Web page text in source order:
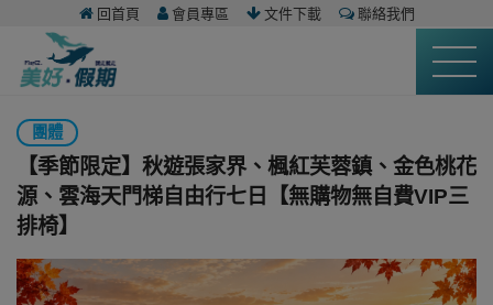
回首頁 會員專區 文件下載 聯絡我們
團體
【季節限定】秋遊張家界、楓紅芙蓉鎮、金色桃花
源、雲海天門梯自由行七日【無購物無自費VIP三
排椅】